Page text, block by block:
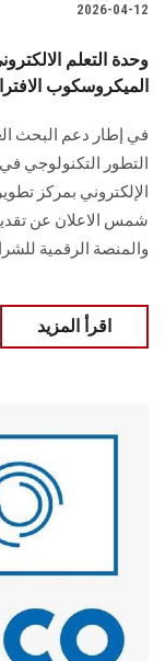
2026-04-12
وحدة التعلم
الميكروسكوب
في إطار دعم البحث
التطور التكنولوجي
الإلكتروني بمركز
شمس الاعلان عن
والمنصة الرقمية
اقرأ المزيد